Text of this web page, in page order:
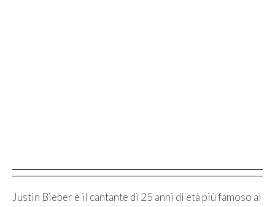
Justin Bieber è il cantante di 25 anni di età più famoso al